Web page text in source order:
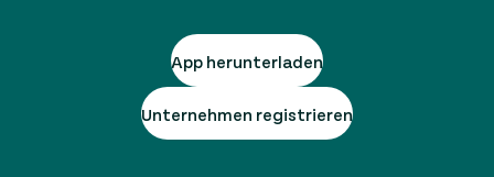
App herunterladen
Unternehmen registrieren